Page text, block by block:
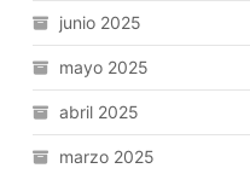
junio 2025
mayo 2025
abril 2025
marzo 2025